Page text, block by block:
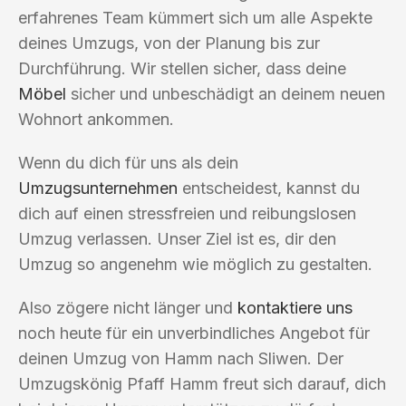
erfahrenes Team kümmert sich um alle Aspekte
deines Umzugs, von der Planung bis zur
Durchführung. Wir stellen sicher, dass deine
Möbel sicher und unbeschädigt an deinem neuen
Wohnort ankommen.
Wenn du dich für uns als dein
Umzugsunternehmen entscheidest, kannst du
dich auf einen stressfreien und reibungslosen
Umzug verlassen. Unser Ziel ist es, dir den
Umzug so angenehm wie möglich zu gestalten.
Also zögere nicht länger und kontaktiere uns
noch heute für ein unverbindliches Angebot für
deinen Umzug von Hamm nach Sliwen. Der
Umzugskönig Pfaff Hamm freut sich darauf, dich